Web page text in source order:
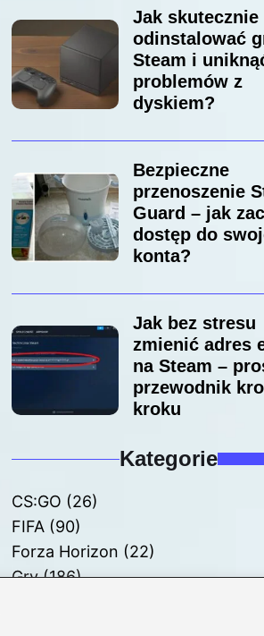
Jak skutecznie
odinstalować
Steam i
problemów z
dyskiem?
Bezpieczne
przenoszenie
Guard – jak
dostęp do
konta?
Jak bez stresu
zmienić adres
na Steam –
przewodnik
kroku
Kategorie
CS:GO (26)
FIFA(90)
Forza Horizon (22)
Gry(186)